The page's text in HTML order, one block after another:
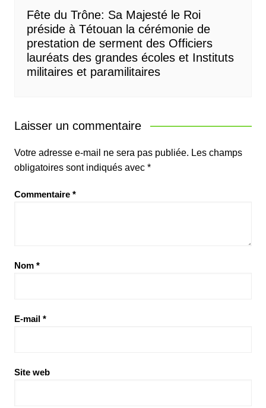
Fête du Trône: Sa Majesté le Roi
préside à Tétouan la cérémonie de
prestation de serment des Officiers
lauréats des grandes écoles et Instituts
militaires et paramilitaires
Laisser un commentaire
Votre adresse e-mail ne sera pas publiée. Les champs
obligatoires sont indiqués avec *
Commentaire *
Nom *
E-mail *
Site web